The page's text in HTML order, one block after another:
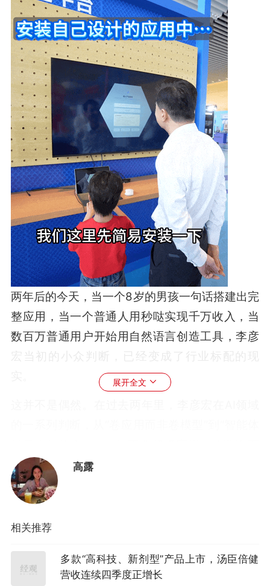
两年后的今天，当一个8岁的男孩一句话搭建出完
整应用，当⼀个普通⼈⽤秒哒实现千万收⼊，当
数百万普通用户开始用自然语言创造工具，李彦
超级有用”到“效果涌现”，都在逐一被验证。
5月13日举办的百度Create2026上，李彦宏又提
DAA（Daily Active Agents，即⽇活智能体数）
这个指标，这⽐⽆谓的Token消耗，更接近价
值，也更接近本质。这是李彦宏抛出的新的非共
展开全文
高露
相关推荐
多款“高科技、新剂型”产品上市，汤臣倍健
营收连续四季度正增长